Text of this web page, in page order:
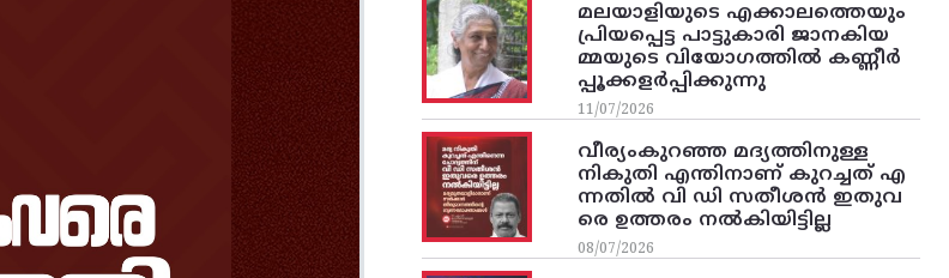
മലയാളിയുടെ എക്കാലത്തെയും
പ്രിയപ്പെട്ട പാട്ടുകാരി ജാനകിയ
മ്മയുടെ വിയോഗത്തിൽ കണ്ണീർ
പ്പൂക്കളർപ്പിക്കുന്നു
11/07/2026
വീര്യംകുറഞ്ഞ മദ്യത്തിനുള്ള
നികുതി എന്തിനാണ് കുറച്ചത് എ
ന്നതിൽ വി ഡി സതീശൻ ഇതുവ
രെ ഉത്തരം നൽകിയിട്ടില്ല
08/07/2026